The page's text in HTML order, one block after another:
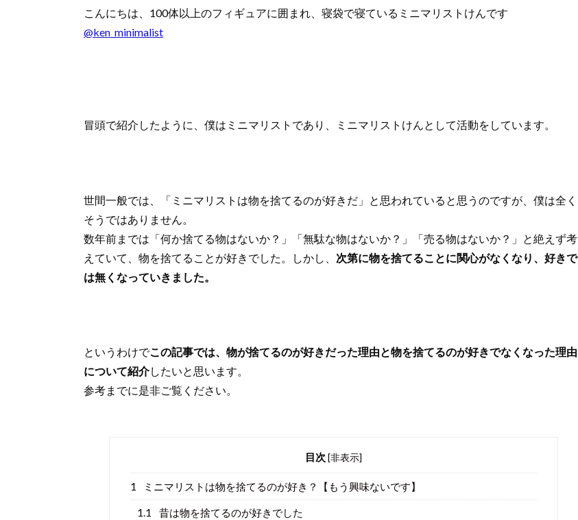
こんにちは、100体以上のフィギュアに囲まれ、寝袋で寝ているミニマリストけんです
@ken_minimalist
冒頭で紹介したように、僕はミニマリストであり、ミニマリストけんとして活動をしています。
世間一般では、「ミニマリストは物を捨てるのが好きだ」と思われていると思うのですが、僕は全く
そうではありません。
数年前までは「何か捨てる物はないか？」「無駄な物はないか？」「売る物はないか？」と絶えず考
えていて、物を捨てることが好きでした。しかし、 次第に物を捨てることに関心がなくなり、好きで
は無くなっていきました。
というわけでこの記事では、物が捨てるのが好きだった理由と物を捨てるのが好きでなくなった理由
について紹介したいと思います。
参考までに是非ご覧ください。
目次 [非表示]
1 ミニマリストは物を捨てるのが好き？【もう興味ないです】
1.1 昔は物を捨てるのが好きでした